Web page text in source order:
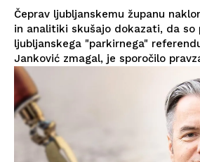
Čeprav ljubljanskemu županu
in analitiki skušajo dokazati, da so
ljubljanskega "parkirnega"
Janković zmagal, je sporočilo